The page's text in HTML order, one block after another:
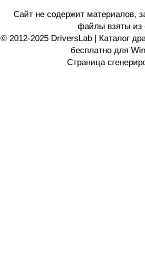
Сайт не содержит материалов,
файлы взяты из
© 2012-2025 DriversLab | Каталог
бесплатно для
Страница